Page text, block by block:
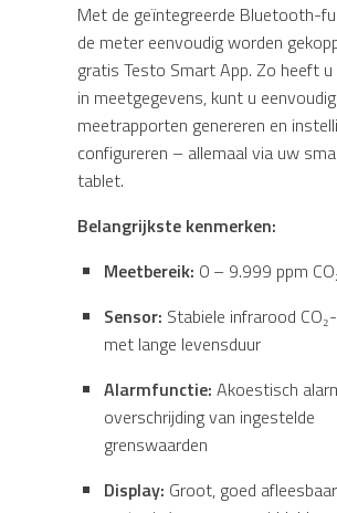
Met de geïntegreerde Bluetooth-
de meter eenvoudig worden
gratis Testo Smart App. Zo heeft
in meetgegevens, kunt u eenvoudig
meetrapporten genereren en
configureren – allemaal via uw
tablet.
Belangrijkste kenmerken:
Meetbereik: 0 – 9.999 ppm
Sensor: Stabiele infrarood
met lange levensduur
Alarmfunctie: Akoestisch
overschrijding van ingestelde
grenswaarden
Display: Groot, goed